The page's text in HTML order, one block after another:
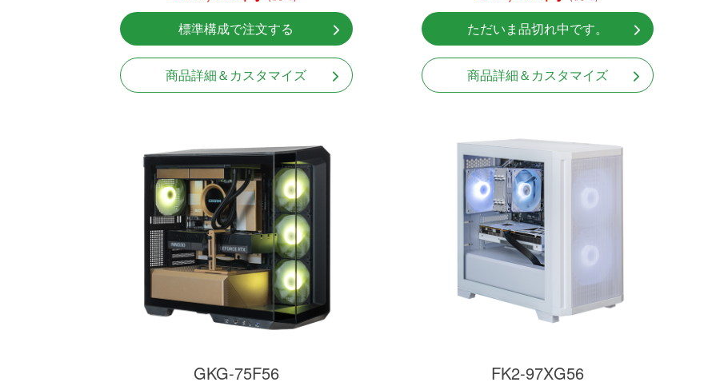
標準構成で注文する
商品詳細＆カスタマイズ
ただいま品切れ中です。
商品詳細＆カスタマイズ
GKG-75F56 FK2-97XG56